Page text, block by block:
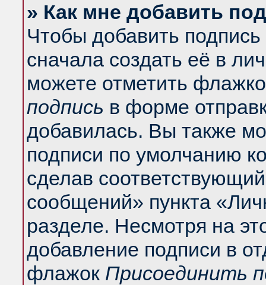
» Как мне добавить
Чтобы добавить
сначала создать её в
можете отметить
подпись в форме
добавилась. Вы также
подписи по умолчанию
сделав
сообщений» пункта
разделе. Несмотря на
добавление подписи в
флажок Присоединить